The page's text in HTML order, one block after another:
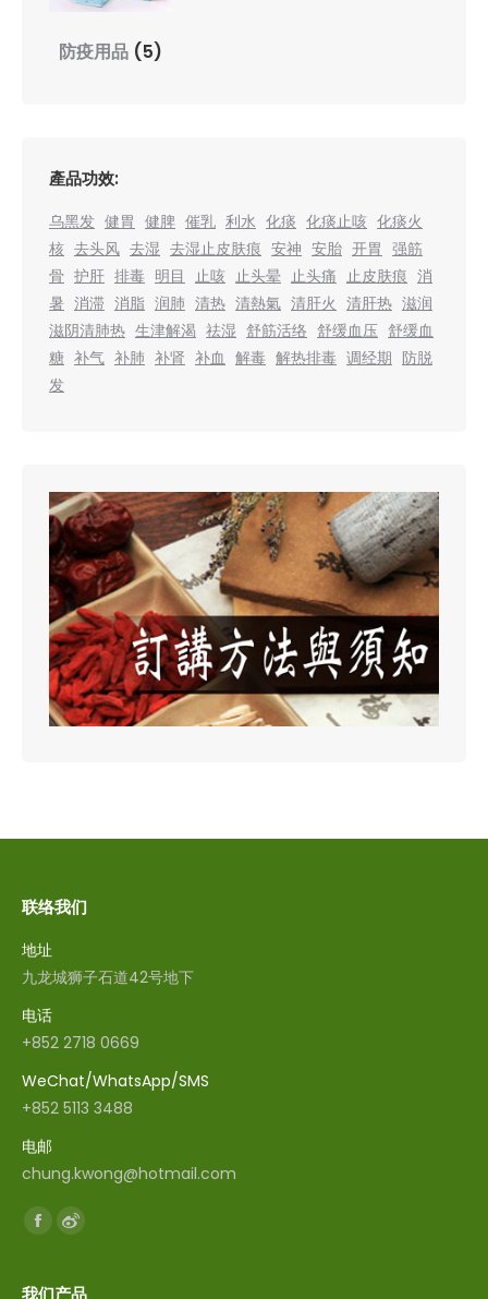
防疫用品 (5)
產品功效:
乌黑发 健胃 健脾 催乳 利水 化痰 化痰止咳 化痰火
核 去头风 去湿 去湿止皮肤痕 安神 安胎 开胃 强筋
骨 护肝 排毒 明目 止咳 止头晕 止头痛 止皮肤痕 消
暑 消滞 消脂 润肺 清热 清熱氣 清肝火 清肝热 滋润
滋阴清肺热 生津解渴 祛湿 舒筋活络 舒缓血压 舒缓血
糖 补气 补肺 补肾 补血 解毒 解热排毒 调经期 防脱
发
联络我们
地址
九龙城狮子石道42号地下
电话
+852 2718 0669
WeChat/WhatsApp/SMS
+852 5113 3488
电邮
chung.kwong@hotmail.com
找到我们：
Facebook
Weibo